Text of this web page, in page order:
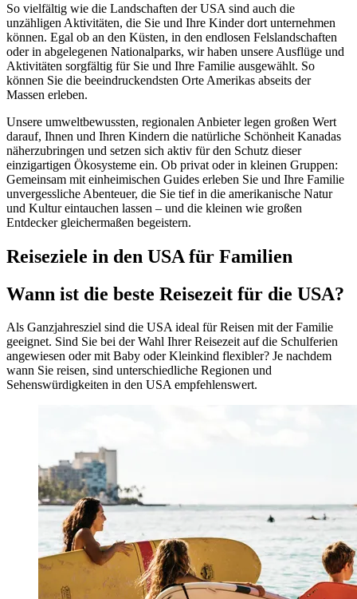
So vielfältig wie die Landschaften der USA sind auch die
unzähligen Aktivitäten, die Sie und Ihre Kinder dort unternehmen
können. Egal ob an den Küsten, in den endlosen Felslandschaften
oder in abgelegenen Nationalparks, wir haben unsere Ausflüge und
Aktivitäten sorgfältig für Sie und Ihre Familie ausgewählt. So
können Sie die beeindruckendsten Orte Amerikas abseits der
Massen erleben.
Unsere umweltbewussten, regionalen Anbieter legen großen Wert
darauf, Ihnen und Ihren Kindern die natürliche Schönheit Kanadas
näherzubringen und setzen sich aktiv für den Schutz dieser
einzigartigen Ökosysteme ein. Ob privat oder in kleinen Gruppen:
Gemeinsam mit einheimischen Guides erleben Sie und Ihre Familie
unvergessliche Abenteuer, die Sie tief in die amerikanische Natur
und Kultur eintauchen lassen – und die kleinen wie großen
Entdecker gleichermaßen begeistern.
Reiseziele in den USA für Familien
Wann ist die beste Reisezeit für die USA?
Als Ganzjahresziel sind die USA ideal für Reisen mit der Familie
geeignet. Sind Sie bei der Wahl Ihrer Reisezeit auf die Schulferien
angewiesen oder mit Baby oder Kleinkind flexibler? Je nachdem
wann Sie reisen, sind unterschiedliche Regionen und
Sehenswürdigkeiten in den USA empfehlenswert.